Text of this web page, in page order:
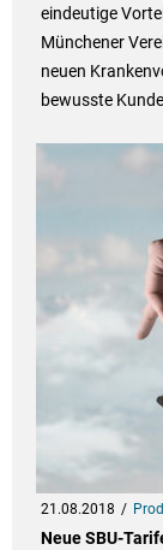
eindeutige
Münchener
neuen
bewusste
21.08.2018
Neue SBU-